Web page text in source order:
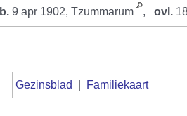
9 apr 1902, Tzummarum , ovl.
Gezinsblad Familiekaart